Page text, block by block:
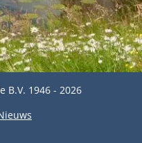
1946 - 2026